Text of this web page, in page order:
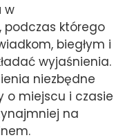
w
podczas którego
biegłym i
wyjaśnienia.
niezbędne
o miejscu i czasie
na